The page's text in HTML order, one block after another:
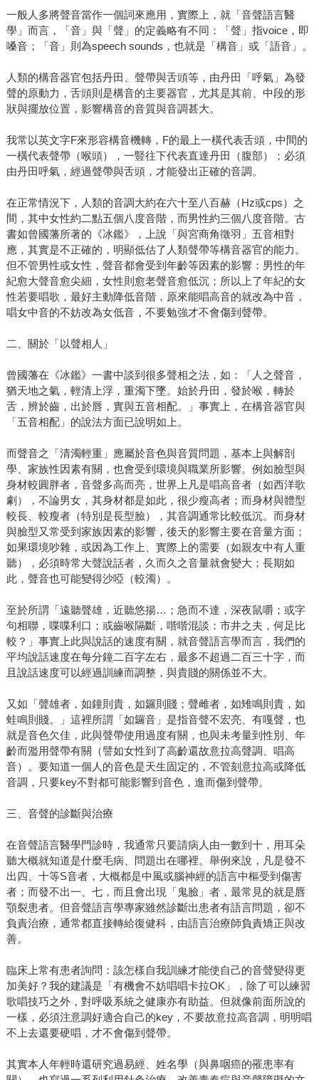
一般人多將聲音當作一個詞來應用，實際上，就「音聲語言醫
學」而言，「音」與「聲」的定義略有不同：「聲」指voice，即
嗓音；「音」則為speech sounds，也就是「構音」或「語音」。
人類的構音器官包括丹田、聲帶與舌頭等，由丹田「呼氣」為發
聲的原動力，舌頭則是構音的主要器官，尤其是其前、中段的形
狀與擺放位置，影響構音的音質與音調甚大。
我常以英文字F來形容構音機轉，F的最上一橫代表舌頭，中間的
一橫代表聲帶（喉頭），一豎往下代表直達丹田（腹部）；必須
由丹田呼氣，經過聲帶與舌頭，才能發出正確的音調。
在正常情況下，人類的音調大約在六十至八百赫（Hz或cps）之
間，其中女性約二點五個八度音階，而男性約三個八度音階。古
書如曾國藩所著的《冰鑑》，上說「與宮商角徵羽」五音相對
應，其實是不正確的，明顯低估了人類聲帶等構音器官的能力。
但不管男性或女性，聲音都會受到年齡等因素的影響：男性的年
紀愈大聲音愈尖細，女性則愈老聲音愈低沉；所以上了年紀的女
性若要唱歌，最好主動降低音階，原來能唱高音的就改為中音，
唱女中音的不妨改為女低音，不要勉強才不會傷到聲帶。
二、關於「以聲相人」
曾國藩在《冰鑑》一書中談到很多聲相之法，如：「人之聲音，
猶天地之氣，輕清上浮，重濁下墜。始於丹田，發於喉，轉於
舌，辨於齒，出於唇，實與五音相配。」事實上，在構音器官與
「五音相配」的說法方面已說明如上。
而聲音之「清濁輕重」應屬於音色與音質問題，基本上與解剖
學、家族性因素有關，也會受到環境與職業所影響。例如臉型與
身材較圓胖者，音聲多高而亮，世界上凡是唱高音者（如西洋歌
劇），不論男女，其身材都是如此，很少瘦高者；而身材與體型
較長、較瘦者（特別是長型臉），其音調通常比較低沉。而身材
與臉型又常受到家族因素的影響，後天的影響主要在音量方面；
如果環境吵雜，或因為工作上、實際上的需要（如親友中有人重
聽），必須時常大聲說話者，久而久之音量就會變大；長期如
此，聲音也可能變得沙啞（較濁）。
至於所謂「遠聽聲雄，近聽悠揚…；急而不達，深夜鼠嚼；或字
句相聯，喋喋利口；或齒喉隔斷，喈喈混談：市井之夫，何足比
較？」事實上此與說話的速度有關，就音聲語言學而言，我們的
平均說話速度在每分鐘二百字左右，最多不超過二百三十字，而
且說話速度可以經過訓練而調整，與貴賤的關係並不大。
又如「聲雄者，如鐘則貴，如鑼則賤；聲雌者，如雉鳴則貴，如
蛙鳴則賤。」這裡所謂「如鑼音」是指音聲不宏亮、有嘎聲，也
就是音色欠佳，此與聲帶使用過度有關，也與未考量到性別、年
齡而濫用聲帶有關（譬如女性到了高齡還故意拉高聲調、唱高
音）。要知道一個人的音色是天生固定的，不管刻意拉高或降低
音調，只要key不對都可能影響到音色，進而傷到聲帶。
三、音聲的診斷與治療
在音聲語言醫學門診時，我通常只要請病人由一數到十，用耳朵
聽大概就知道是什麼毛病、問題出在哪裡。舉例來說，凡是發不
出四、十等S音者，大概都是中風或腦神經的語言中樞受到傷害
者；而發不出一、七，而且會出現「鬼臉」者，最常見的就是唇
顎裂患者。但音聲語言學專家雖然診斷出患者有語言問題，卻不
負責治療，通常都直接轉給復健科，由語言治療師負責矯正與改
善。
臨床上常有患者詢問：該怎樣自我訓練才能使自己的音聲變得更
加美好？我的建議是「有機會不妨唱唱卡拉OK」，除了可以練習
歌唱技巧之外，對呼吸系統之健康亦有助益。但就像前面所說的
一樣，必須注意調好適合自己的key，不要故意拉高音調，明明唱
不上去還要硬唱，才不會傷到聲帶。
其實本人年輕時還研究過易經、姓名學（與鼻咽癌的罹患率有